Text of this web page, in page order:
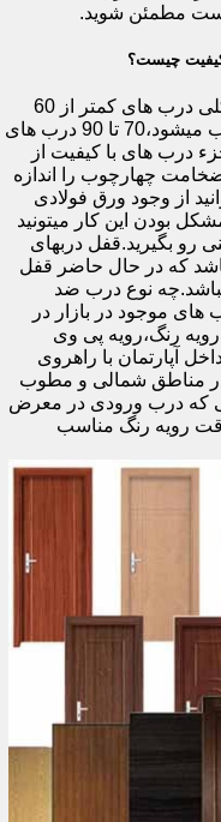
مطمئن شوید.
چیست؟
اولین راه وزن درب هست که به صورت کلی درب های کمتر از 60
کیلوگرم جزء درب های بی کیفیت محسوب میشود،70 تا 90 درب های
و بالاتر جزء درب های با کیفیت از
چهارچوب را اندازه
از وجود ورق فولادی
بودن این کار میتونید
رو بگیرید.قفل دربهای
که در حال حاضر قفل
نوع درب ضد
موجود در بازار در
رنگ،رویه پی وی
آپارتمان با راهروی
مناطق شمالی و مطوب
که درب ورودی در معرض
رویه رنگ مناسب